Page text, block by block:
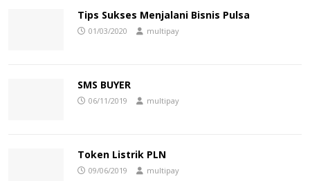
Tips Sukses Menjalani Bisnis Pulsa
01/03/2020 multipay
SMS BUYER
06/11/2019 multipay
Token Listrik PLN
09/06/2019 multipay